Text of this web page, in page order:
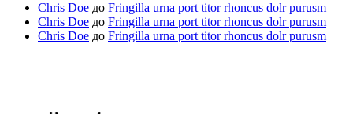
Chris Doe до Fringilla urna port titor rhoncus dolr purusm
Chris Doe до Fringilla urna port titor rhoncus dolr purusm
Chris Doe до Fringilla urna port titor rhoncus dolr purusm